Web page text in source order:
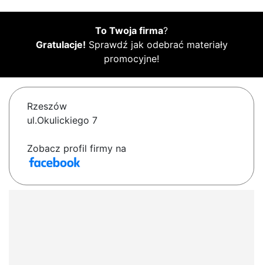
To Twoja firma?
Gratulacje! Sprawdź jak odebrać materiały
promocyjne!
Rzeszów
ul.Okulickiego 7
Zobacz profil firmy na